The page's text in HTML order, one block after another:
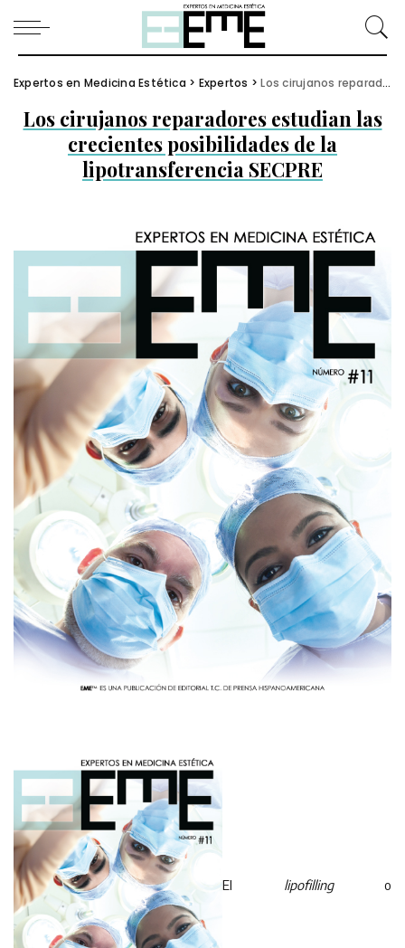
Expertos en Medicina Estética > Expertos >Los cirujanos reparadores estudian las crecientes posibilidades de la lipotransferencia SECPRE
Los cirujanos reparadores estudian las
crecientes posibilidades de la
lipotransferencia SECPRE
El lipofillingo